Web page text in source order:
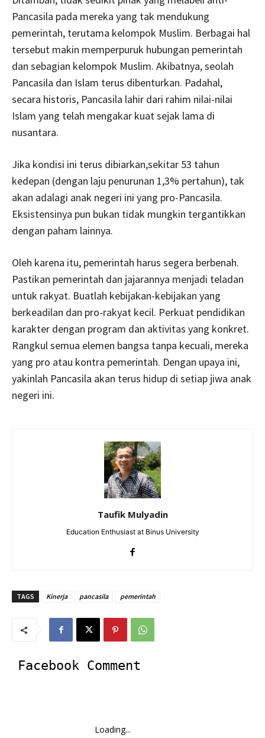
Pancasila pada mereka yang tak mendukung
pemerintah, terutama kelompok Muslim. Berbagai hal
tersebut makin memperpuruk hubungan pemerintah
dan sebagian kelompok Muslim. Akibatnya, seolah
Pancasila dan Islam terus dibenturkan. Padahal,
secara historis, Pancasila lahir dari rahim nilai-nilai
Islam yang telah mengakar kuat sejak lama di
nusantara.
Jika kondisi ini terus dibiarkan,sekitar 53 tahun
kedepan (dengan laju penurunan 1,3% pertahun), tak
akan adalagi anak negeri ini yang pro-Pancasila.
Eksistensinya pun bukan tidak mungkin tergantikkan
dengan paham lainnya.
Oleh karena itu, pemerintah harus segera berbenah.
Pastikan pemerintah dan jajarannya menjadi teladan
untuk rakyat. Buatlah kebijakan-kebijakan yang
berkeadilan dan pro-rakyat kecil. Perkuat pendidikan
karakter dengan program dan aktivitas yang konkret.
Rangkul semua elemen bangsa tanpa kecuali, mereka
yang pro atau kontra pemerintah. Dengan upaya ini,
yakinlah Pancasila akan terus hidup di setiap jiwa anak
negeri ini.
Taufik Mulyadin
Education Enthusiast at Binus University
TAGS Kinerja pancasila pemerintah
Facebook Comment
Loading...